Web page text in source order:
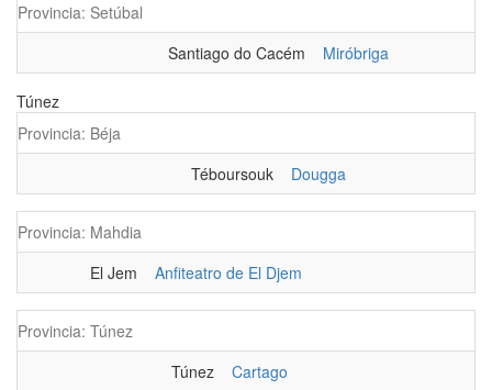
Provincia: Setúbal
Santiago do Cacém
Miróbriga
Túnez
Provincia: Béja
Téboursouk
Dougga
Provincia: Mahdia
El Jem
Anfiteatro de El Djem
Provincia: Túnez
Túnez
Cartago